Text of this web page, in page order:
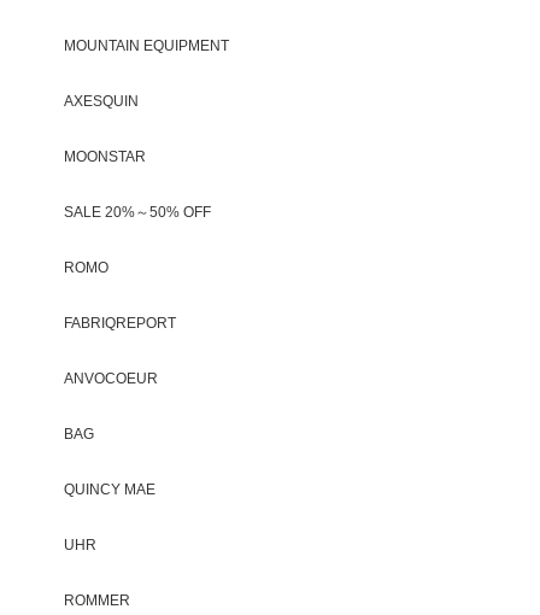
MOUNTAIN EQUIPMENT
AXESQUIN
MOONSTAR
SALE 20%～50% OFF
ROMO
FABRIQREPORT
ANVOCOEUR
BAG
QUINCY MAE
UHR
ROMMER